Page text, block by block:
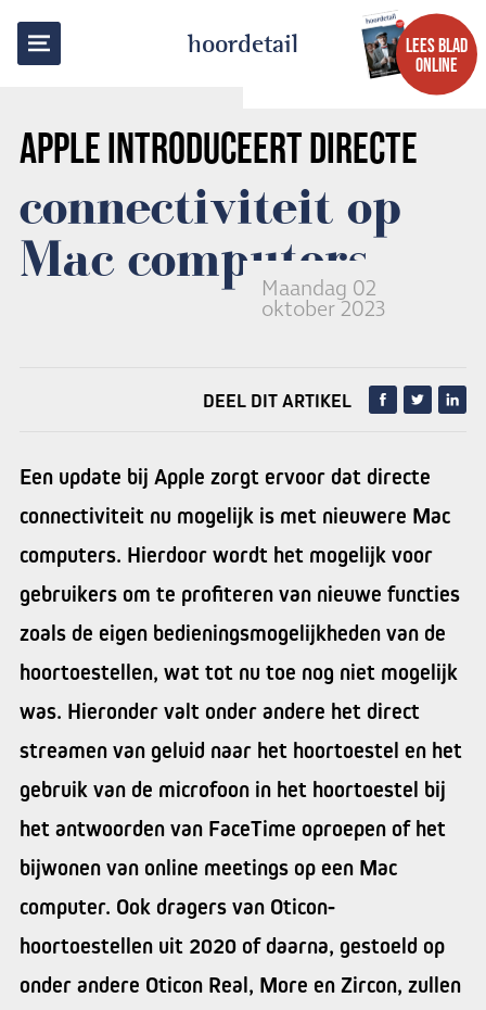
hoordetail
LEES BLAD
ONLINE
APPLEINTRODUCEERT DIRECTE
connectiviteit op
Mac computers
Maandag 02
oktober 2023
TERUG NAAR OVERZICHT
DEEL DIT ARTIKEL
Een update bij Apple zorgt ervoor dat directe
connectiviteit nu mogelijk is met nieuwere Mac
computers. Hierdoor wordt het mogelijk voor
gebruikers om te profiteren van nieuwe functies
zoals de eigen bedieningsmogelijkheden van de
hoortoestellen, wat tot nu toe nog niet mogelijk
was. Hieronder valt onder andere het direct
streamen van geluid naar het hoortoestel en het
gebruik van de microfoon in het hoortoestel bij
het antwoorden van FaceTime oproepen of het
bijwonen van online meetings op een Mac
computer. Ook dragers van Oticon-
hoortoestellen uit 2020 of daarna, gestoeld op
onder andere Oticon Real, More en Zircon, zullen